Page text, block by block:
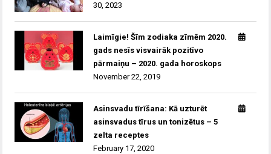
30, 2023
Laimīgie! Šīm zodiaka zīmēm 2020.
gads nesīs visvairāk pozitīvo
pārmaiņu – 2020. gada horoskops
November 22, 2019
Asinsvadu tīrīšana: Kā uzturēt
asinsvadus tīrus un tonizētus – 5
zelta receptes
February 17, 2020